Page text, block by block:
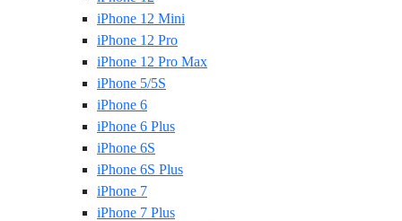
iPhone 12 Mini
iPhone 12 Pro
iPhone 12 Pro Max
iPhone 5/5S
iPhone 6
iPhone 6 Plus
iPhone 6S
iPhone 6S Plus
iPhone 7
iPhone 7 Plus